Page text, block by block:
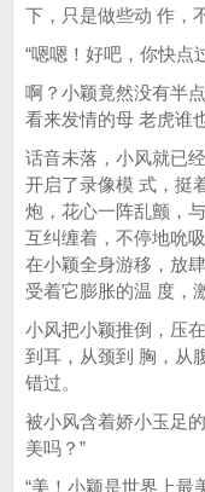
下，只是做些动 作，
“嗯嗯！好吧，你快点
啊？小颖竟然没有半
看来发情的母 老虎谁
话音未落，小风就已
开启了录像模 式，挺
炮，花心一阵乱颤，
互纠缠着，不停地吮
在小颖全身游移，放
受着它膨胀的温 度，
小风把小颖推倒，压
到耳，从颈到 胸，
错过。
被小风含着娇小玉足
美吗？”
“美！小颖是世界上最